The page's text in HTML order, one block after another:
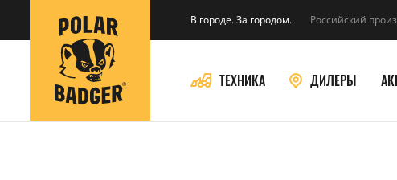
В городе. За городом. Российский
ТЕХНИКА ДИЛЕРЫ